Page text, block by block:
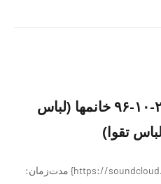
مجلس صبح چهارشنبه ۲۷-۱۰-۹۶ خانمها (لباس
تقوا)
{https://soundcloud.com/majzooban/3ziwqsytpbwa} مدت‌زمان: